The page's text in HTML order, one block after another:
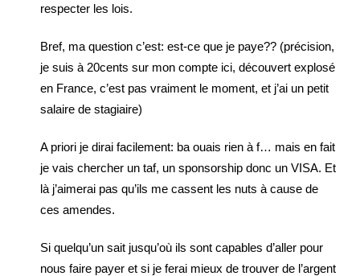
respecter les lois.
Bref, ma question c’est: est-ce que je paye?? (précision,
je suis à 20cents sur mon compte ici, découvert explosé
en France, c’est pas vraiment le moment, et j’ai un petit
salaire de stagiaire)
A priori je dirai facilement: ba ouais rien à f… mais en fait
je vais chercher un taf, un sponsorship donc un VISA. Et
là j’aimerai pas qu’ils me cassent les nuts à cause de
ces amendes.
Si quelqu’un sait jusqu’où ils sont capables d’aller pour
nous faire payer et si je ferai mieux de trouver de l’argent